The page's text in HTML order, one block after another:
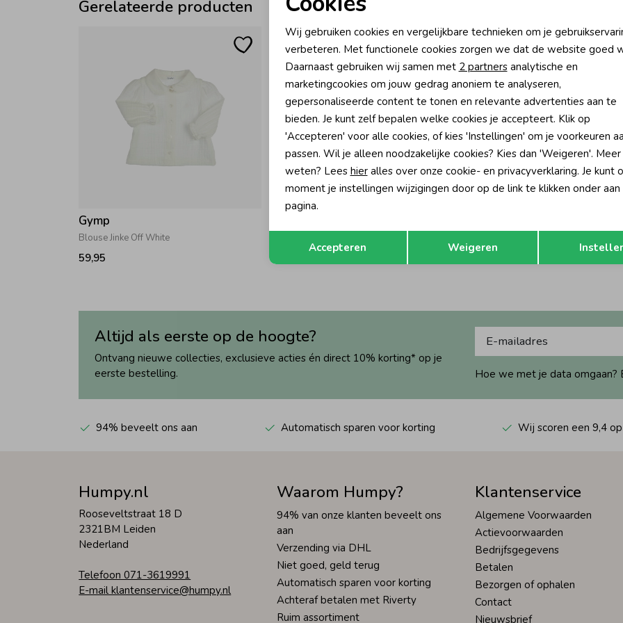
Gerelateerde producten
Gymp
Blouse Jinke Off White
59,95
-30% korting
54,95
-30%
Altijd als eerste op de hoogte?
Ontvang nieuwe collecties, exclusieve acties én direct 10% korting* op je
eerste bestelling.
Hoe we met je data omgaan?
94% beveelt ons aan Automatisch sparen voor korting Wij scoren een 9,4
Humpy.nl
Rooseveltstraat 18 D
2321BM Leiden
Nederland
Telefoon 071-3619991
E-mail klantenservice@humpy.nl
Waarom Humpy?
94% van onze klanten beveelt ons
aan
Verzending via DHL
Niet goed, geld terug
Automatisch sparen voor korting
Achteraf betalen met Riverty
Ruim assortiment
Klantenservice
Algemene Voorwaarden
Actievoorwaarden
Bedrijfsgegevens
Betalen
Bezorgen of ophalen
Contact
Nieuwsbrief
Noodzakelijke cookies
Analytische cookies Marketing cookies
Terug Opslaan
Wij gebruiken cookies en vergelijkbare technieken om je
verbeteren. Met functionele cookies zorgen we dat de website goed
Daarnaast gebruiken wij samen met 2 partnersanalytische en
marketingcookies om jouw gedrag anoniem te analyseren,
gepersonaliseerde content te tonen en relevante advertenties aan te
bieden. Je kunt zelf bepalen welke cookies je accepteert. Klik op
'Accepteren' voor alle cookies, of kies 'Instellingen' om je voorkeuren
passen. Wil je alleen noodzakelijke cookies? Kies dan 'Weigeren'. Meer
weten? Lees hieralles over onze cookie- en privacyverklaring. Je kunt
moment je instellingen wijzigingen door op de link te klikken onder aan
pagina.
Accepteren Weigeren